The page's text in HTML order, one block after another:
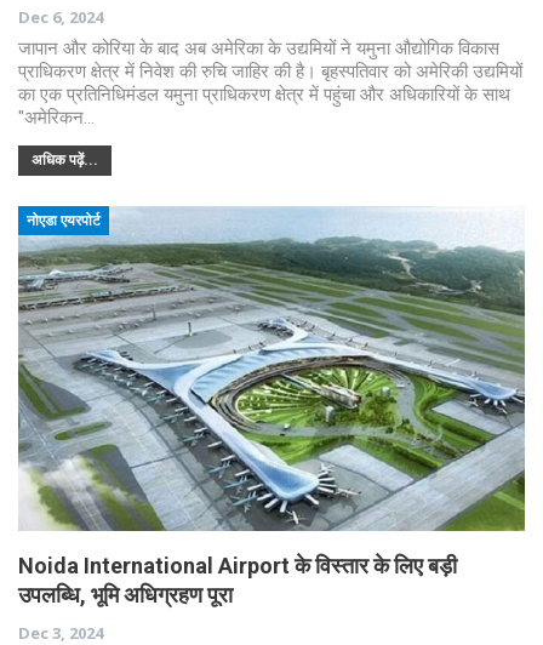
Dec 6, 2024
जापान और कोरिया के बाद अब अमेरिका के उद्यमियों ने यमुना औद्योगिक विकास
प्राधिकरण क्षेत्र में निवेश की रुचि जाहिर की है। बृहस्पतिवार को अमेरिकी उद्यमियों
का एक प्रतिनिधिमंडल यमुना प्राधिकरण क्षेत्र में पहुंचा और अधिकारियों के साथ
"अमेरिकन…
अधिक पढ़ें...
नोएडा एयरपोर्ट
Noida International Airport के विस्तार के लिए बड़ी
उपलब्धि, भूमि अधिग्रहण पूरा
Dec 3, 2024